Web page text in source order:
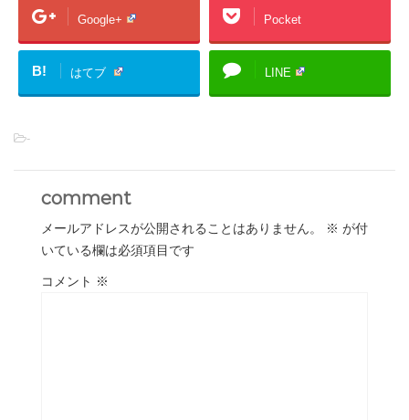
Google+ Pocket
B! はてブ LINE
-
comment
メールアドレスが公開されることはありません。 ※ が付
いている欄は必須項目です
コメント ※